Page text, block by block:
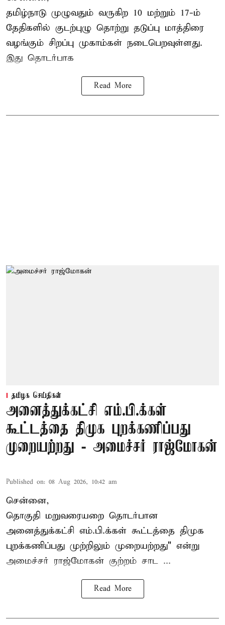
தமிழ்நாடு முழுவதும் வருகிற 10 மற்றும் 17-ம்
தேதிகளில் குடற்புழு தொற்று தடுப்பு மாத்திரை
வழங்கும் சிறப்பு முகாம்கள் நடைபெறவுள்ளது.
இது தொடர்பாக
Read More
தமிழக செய்திகள்
அனைத்துக்கட்சி எம்.பி.க்கள்
கூட்டத்தை திமுக புறக்கணிப்பது
முறையற்றது - அமைச்சர் ராஜ்மோகன்
Published on: 08 Aug 2026, 10:42 am
சென்னை,
தொகுதி மறுவரையறை தொடர்பான
அனைத்துக்கட்சி எம்.பி.க்கள் கூட்டத்தை திமுக
புறக்கணிப்பது முற்றிலும் முறையற்றது" என்று
அமைச்சர் ராஜ்மோகன் குற்றம் சாட ...
Read More